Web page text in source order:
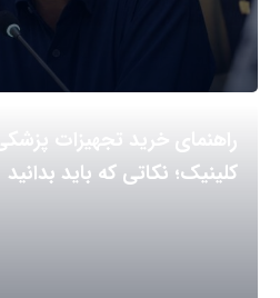
راهنمای خرید تجهیزات
کلینیک؛ نکاتی که باید بدانید